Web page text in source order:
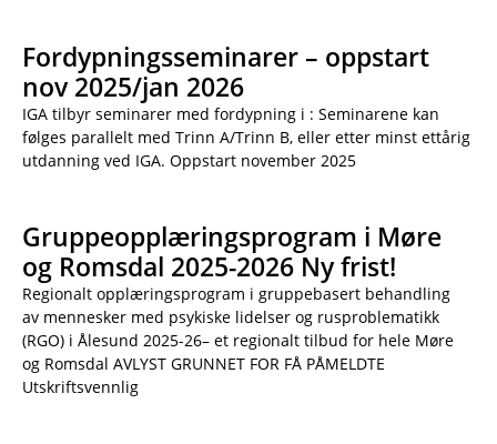
Fordypningsseminarer – oppstart
nov 2025/jan 2026
IGA tilbyr seminarer med fordypning i : Seminarene kan
følges parallelt med Trinn A/Trinn B, eller etter minst ettårig
utdanning ved IGA. Oppstart november 2025
Gruppeopplæringsprogram i Møre
og Romsdal 2025-2026 Ny frist!
Regionalt opplæringsprogram i gruppebasert behandling
av mennesker med psykiske lidelser og rusproblematikk
(RGO) i Ålesund 2025-26– et regionalt tilbud for hele Møre
og Romsdal AVLYST GRUNNET FOR FÅ PÅMELDTE
Utskriftsvennlig